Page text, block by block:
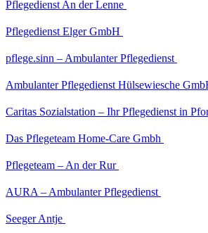
Pflegedienst An der Lenne
Pflegedienst Elger GmbH
pflege.sinn – Ambulanter Pflegedienst
Ambulanter Pflegedienst Hülsewiesche
Caritas Sozialstation – Ihr Pflegedienst in
Das Pflegeteam Home-Care Gmbh
Pflegeteam – An der Rur
AURA – Ambulanter Pflegedienst
Seeger Antje